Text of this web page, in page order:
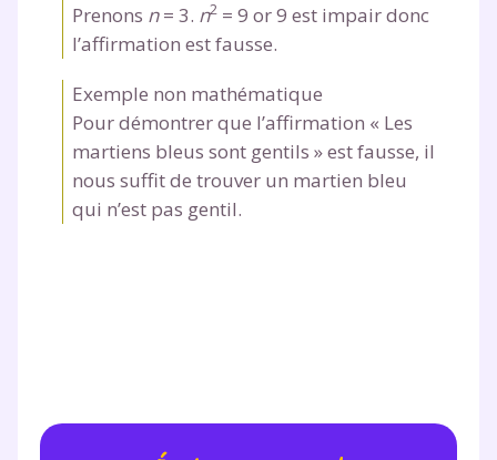
Prenons n= 3. n2 = 9 or 9 est impair donc
l’affirmation est fausse.
Exemple non mathématique
Pour démontrer que l’affirmation « Les
martiens bleus sont gentils » est fausse, il
nous suffit de trouver un martien bleu
qui n’est pas gentil.